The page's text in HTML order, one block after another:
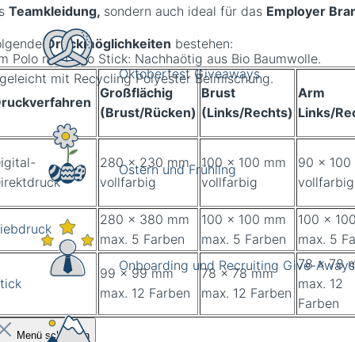
Oktoberfest Giveaways
Ostern und Frühling
Onboarding und Recruiting Give-Aways
Polo mit Logo Stick: Nachhaötig aus Bio Baumwolle.
mit Recycling Polyester Beimischung.
Teamkleidung, sondern auch ideal für das Employer
Druckmöglichkeiten bestehen:
Großflächig
(Brust/Rücken)
Brust
(Links/Rechts)
Arm
Links/
280 x 230 mm
vollfarbig
100 x 100 mm
vollfarbig
90 x 100
vollfarbig
280 x 380 mm
max. 5 Farben
100 x 100 mm
max. 5 Farben
100 x
max. 5
99 x 99 mm
max. 12 Farben
78 x 78 mm
max. 12 Farben
78 x 78
max. 12
Farben
Menü schließen